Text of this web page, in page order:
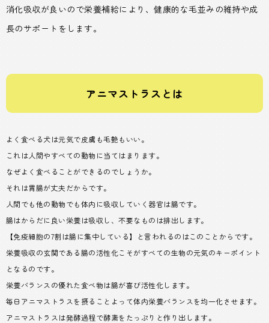
消化吸収が良いので栄養補給により、健康的な毛並みの維持や成
長のサポートをします。
アニマストラスとは
よく食べる犬は元気で皮膚も毛艶もいい。
これは人間やすべての動物に当てはまります。
なぜよく食べることができるのでしょうか。
それは胃腸が丈夫だからです。
人間でも他の動物でも体内に吸収していく器官は腸です。
腸はからだに良い栄養は吸収し、不要なものは排出します。
【免疫細胞の7割は腸に集中している】と言われるのはこのことからです。
栄養吸収の玄関である腸の活性化こそがすべての生物の元気のキーポイント
となるのです。
栄養バランスの優れた食べ物は腸が喜び活性化します。
毎日アニマストラスを摂ることよって体内栄養バランスを均一化させます。
アニマストラスは発酵過程で酵素をたっぷりと作り出します。